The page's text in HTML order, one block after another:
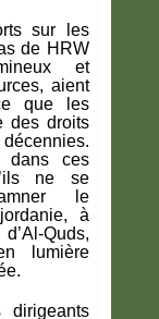
sur les
de HRW
et
aient
que les
des droits
dans ces
ne se
le
à
Quds,
lumière
dirigeants